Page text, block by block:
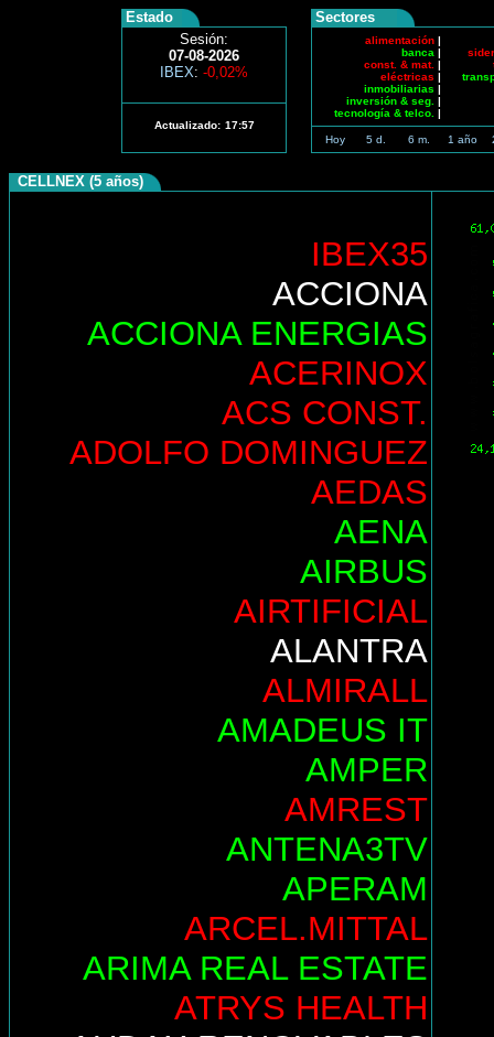
Estado
Sesión:
07-08-2026
IBEX: -0,02%
Actualizado: 17:57
Sectores
alimentación |
banca |
const. & mat. |
eléctricas |
inmobiliarias |
inversión & seg. |
tecnología & telco. |
Hoy 5 d. 6 m. 1 año
CELLNEX (5 años)
IBEX35
ACCIONA
ACCIONA ENERGIAS
ACERINOX
ACS CONST.
ADOLFO DOMINGUEZ
AEDAS
AENA
AIRBUS
AIRTIFICIAL
ALANTRA
ALMIRALL
AMADEUS IT
AMPER
AMREST
ANTENA3TV
APERAM
ARCEL.MITTAL
ARIMA REAL ESTATE
ATRYS HEALTH